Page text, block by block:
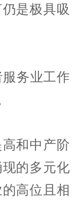
是极具吸
务业工作
和中产阶
的多元化
高位且相